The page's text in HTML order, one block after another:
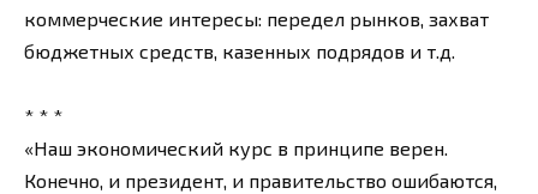
коммерческие интересы: передел рынков, захват
бюджетных средств, казенных подрядов и т.д.
* * *
«Наш экономический курс в принципе верен.
Конечно, и президент, и правительство ошибаются,